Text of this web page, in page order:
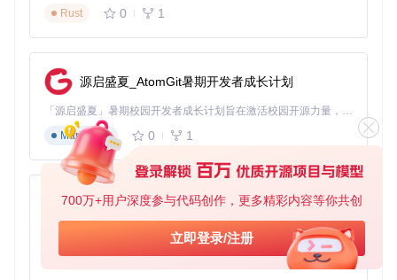
700万+用户深度参与代码创作，更多精彩内容等你共创
立即登录/注册
证书信任管理：突破系统安全限制
当你遇到"未签名文件"错误时，就像给游戏配了一把系统不认
识的钥匙。解决方法如下：
按下 Win + S打开Windows搜索
导航至"受信任的根证书颁发机构" → "证书"
导入工具提供的证书文件（位于
目录）
验证证书有效期（工具证书有效期至2028年）
图3：通过Windows搜索启动"管理用户证书"工具的界面
：Windows默认只信任经过认证的软件签名，D
Rust
0 1
源启盛夏_AtomGit暑期开发者成长计划
「源启盛夏」暑期校园开发者成长计划旨在激活校园开源力量，通过积分激励、认证扶持、资源倾斜等形式，引导高校组织和开发者完成「入驻 — 建项目 — 做贡献 — 获认证 — 得资源」的完整闭环。无论你是想带领社团入驻平台的组织者，还是希望用代码贡献证明自己的开发者，都能在这里找到属于你的成长路径。
Markdown
0 1
py-xiaozhi
基于Python的Xiaozhi AI，适用于想要完整Xiaozhi体验而无需拥有专用硬件的用户。
Python
0 1